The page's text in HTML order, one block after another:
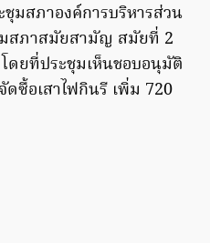
มสภาองค์การบริหารส่วน
มสภาสมัยสามัญ สมัยที่ 2
ดยที่ประชุมเห็นชอบอนุมัติ
ซื้อเสาไฟกินรี เพิ่ม 720